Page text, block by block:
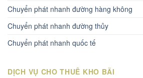
Chuyển phát nhanh đường hàng không
Chuyển phát nhanh đường thủy
Chuyển phát nhanh quốc tế
DỊCH VỤ CHO THUÊ KHO BÃI